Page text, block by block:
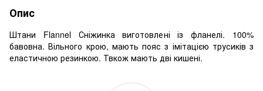
Опис
Штани Flannel Сніжинка виготовлені із фланелі. 100%
бавовна. Вільного крою, мають пояс з імітацією трусиків з
еластичною резинкою. Твкож мають дві кишені.